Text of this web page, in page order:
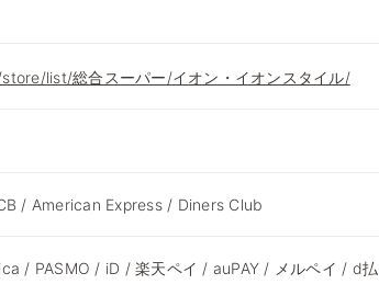
list/総合スーパー/イオン・イオンスタイル/
/ American Express / Diners Club
/ PASMO / iD / 楽天ペイ / auPAY / メルペイ / d払